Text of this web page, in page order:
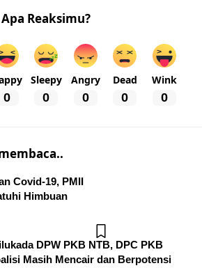
Apa Reaksimu?
0
Sleepy
0
Angry
0
Dead
0
Wink
0
Covid-19, PMII
Himbuan
DPW PKB NTB, DPC PKB
Masih Mencair dan Berpotensi